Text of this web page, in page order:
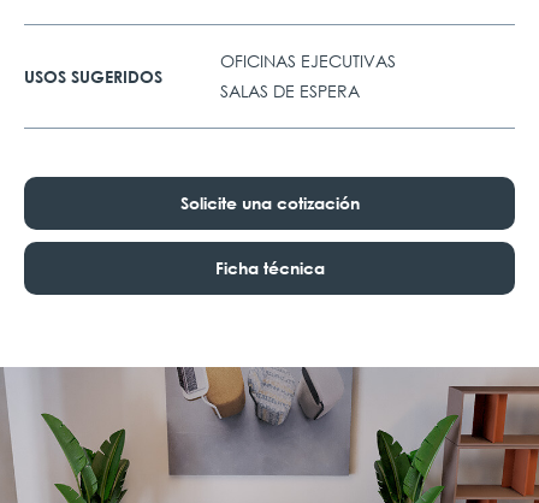
USOS SUGERIDOS
OFICINAS EJECUTIVAS
SALAS DE ESPERA
Solicite una cotización
Ficha técnica